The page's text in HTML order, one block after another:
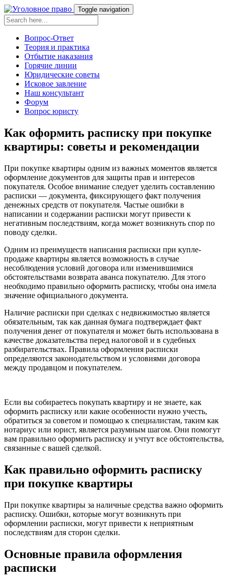
Toggle navigation
Вопрос-Ответ
Теория и практика
Отбытие наказания
Горячие линии
Юридические советы
Исковое завление
Наш консультант
Форум
Вопрос юристу
Как оформить расписку при покупке
квартиры: советы и рекомендации
При покупке квартиры одним из важных моментов является
оформление документов для защиты прав и интересов
покупателя. Особое внимание следует уделить составлению
расписки — документа, фиксирующего факт получения
денежных средств от покупателя. Частые ошибки в
написании и содержании расписки могут привести к
негативным последствиям, когда может возникнуть спор по
поводу сделки.
Одним из преимуществ написания расписки при купле-
продаже квартиры является возможность в случае
несоблюдения условий договора или изменившимися
обстоятельствами возврата аванса покупателю. Для этого
необходимо правильно оформить расписку, чтобы она имела
значение официального документа.
Наличие расписки при сделках с недвижимостью является
обязательным, так как данная бумага подтверждает факт
получения денег от покупателя и может быть использована в
качестве доказательства перед налоговой и в судебных
разбирательствах. Правила оформления расписки
определяются законодательством и условиями договора
между продавцом и покупателем.
Если вы собираетесь покупать квартиру и не знаете, как
оформить расписку или какие особенности нужно учесть,
обратиться за советом и помощью к специалистам, таким как
нотариус или юрист, является разумным шагом. Они помогут
вам правильно оформить расписку и учтут все обстоятельства,
связанные с вашей сделкой.
Как правильно оформить расписку
при покупке квартиры
При покупке квартиры за наличные средства важно оформить
расписку. Ошибки, которые могут возникнуть при
оформлении расписки, могут привести к неприятным
последствиям для сторон сделки.
Основные правила оформления
расписки